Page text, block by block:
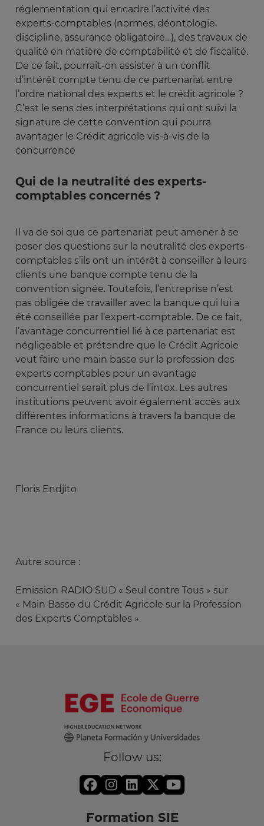
réglementation qui encadre l’activité des
experts-comptables (normes, déontologie,
discipline, assurance obligatoire…), des travaux de
qualité en matière de comptabilité et de fiscalité.
De ce fait, pourrait-on assister à un conflit
d’intérêt compte tenu de ce partenariat entre
l’ordre national des experts et le crédit agricole ?
C’est le sens des interprétations qui ont suivi la
signature de cette convention qui pourra
avantager le Crédit agricole vis-à-vis de la
concurrence
Qui de la neutralité des experts-
comptables concernés ?
Il va de soi que ce partenariat peut amener à se
poser des questions sur la neutralité des experts-
comptables s’ils ont un intérêt à conseiller à leurs
clients une banque compte tenu de la
convention signée. Toutefois, l’entreprise n’est
pas obligée de travailler avec la banque qui lui a
été conseillée par l’expert-comptable. De ce fait,
l’avantage concurrentiel lié à ce partenariat est
négligeable et prétendre que le Crédit Agricole
veut faire une main basse sur la profession des
experts comptables pour un avantage
concurrentiel serait plus de l’intox. Les autres
institutions peuvent avoir également accès aux
différentes informations à travers la banque de
France ou leurs clients.
Floris Endjito
Autre source :
Emission RADIO SUD « Seul contre Tous » sur
« Main Basse du Crédit Agricole sur la Profession
des Experts Comptables ».
Follow us:
Formation SIE